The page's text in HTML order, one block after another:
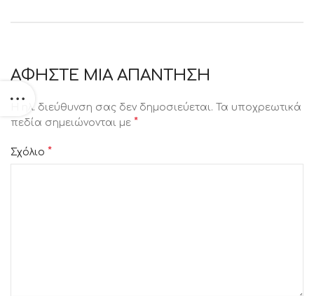
ΑΦΉΣΤΕ ΜΙΑ ΑΠΆΝΤΗΣΗ
Η ηλ. διεύθυνση σας δεν δημοσιεύεται.
Τα υποχρεωτικά
πεδία σημειώνονται με *
Σχόλιο *